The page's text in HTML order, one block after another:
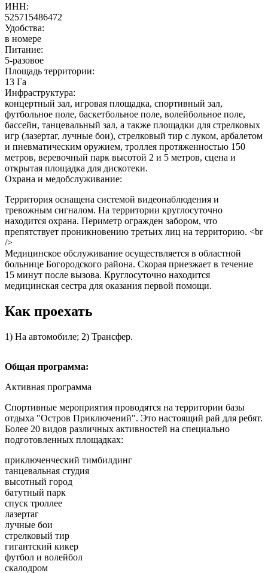
ИНН:
525715486472
Удобства:
в номере
Питание:
5-разовое
Площадь территории:
13 Га
Инфраструктура:
концертный зал, игровая площадка, спортивный зал,
футбольное поле, баскетбольное поле, волейбольное поле,
бассейн, танцевальный зал, а также площадки для стрелковых
игр (лазертаг, лучные бои), стрелковый тир с луком, арбалетом
и пневматическим оружием, троллея протяженностью 150
метров, веревочный парк высотой 2 и 5 метров, сцена и
открытая площадка для дискотеки.
Охрана и медобслуживание:
Территория оснащена системой видеонаблюдения и
тревожным сигналом. На территории круглосуточно
находится охрана. Периметр огражден забором, что
препятствует проникновению третьих лиц на территорию. <br
/>
Медицинское обслуживание осуществляется в областной
больнице Богородского района. Скорая приезжает в течение
15 минут после вызова. Круглосуточно находится
медицинская сестра для оказания первой помощи.
Как проехать
1) На автомобиле; 2) Трансфер.
Общая программа:
Активная программа
Спортивные мероприятия проводятся на территории базы
отдыха "Остров Приключений". Это настоящий рай для ребят.
Более 20 видов различных активностей на специально
подготовленных площадках:
приключенческий тимбилдинг
танцевальная студия
высотный город
батутный парк
спуск троллее
лазертаг
лучные бои
стрелковый тир
гигантский кикер
футбол и волейбол
скалодром